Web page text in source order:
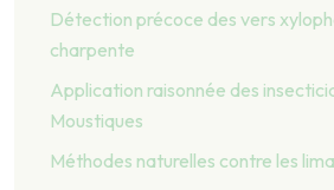
Détection précoce des vers
charpente
Application raisonnée des
Moustiques
Méthodes naturelles contre les